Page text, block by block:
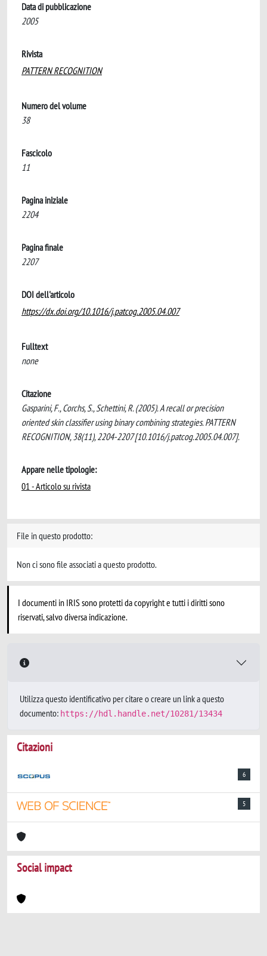
Data di pubblicazione
2005
Rivista
PATTERN RECOGNITION
Numero del volume
38
Fascicolo
11
Pagina iniziale
2204
Pagina finale
2207
DOI dell'articolo
https://dx.doi.org/10.1016/j.patcog.2005.04.007
Fulltext
none
Citazione
Gasparini, F., Corchs, S., Schettini, R. (2005). A recall or precision
oriented skin classifier using binary combining strategies. PATTERN
RECOGNITION, 38(11), 2204-2207 [10.1016/j.patcog.2005.04.007].
Appare nelle tipologie:
01 - Articolo su rivista
File in questo prodotto:
Non ci sono file associati a questo prodotto.
I documenti in IRIS sono protetti da copyright e tutti i diritti sono
riservati, salvo diversa indicazione.
Utilizza questo identificativo per citare o creare un link a questo
documento: https://hdl.handle.net/10281/13434
Citazioni
6
5
Social impact